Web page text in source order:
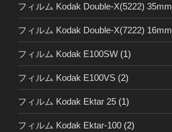
フィルム Kodak Double-X(5222) 35mm
フィルム Kodak Double-X(7222) 16mm
フィルム Kodak E100SW (1)
フィルム Kodak E100VS (2)
フィルム Kodak Ektar 25 (1)
フィルム Kodak Ektar-100 (2)